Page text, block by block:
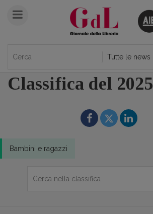
Classifica del 2025
Bambini e ragazzi